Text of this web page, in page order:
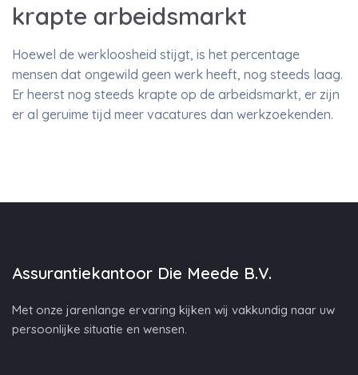
krapte arbeidsmarkt
Hoewel de werkloosheid stijgt, is het percentage
mensen dat ongewild geen werk heeft, nog steeds laag.
Er heerst nog steeds krapte op de arbeidsmarkt, er zijn
er al geruime tijd meer vacatures dan werkzoekenden.
Assurantiekantoor Die Meede B.V.
Met onze jarenlange ervaring kijken wij vakkundig naar uw
persoonlijke situatie en wensen.